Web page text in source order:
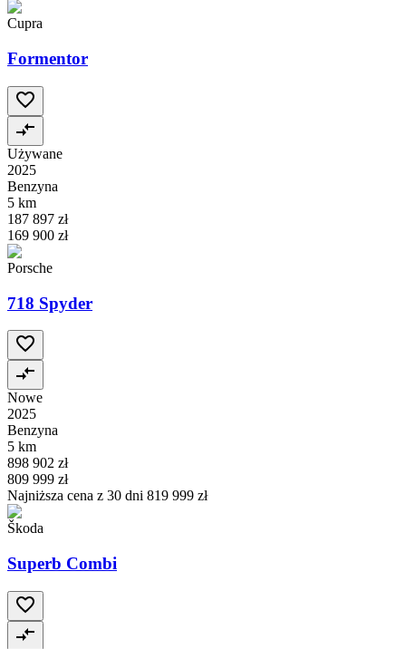
Cupra
Formentor
Używane
2025
Benzyna
5 km
187 897 zł
169 900 zł
Porsche
718 Spyder
Nowe
2025
Benzyna
5 km
898 902 zł
809 999 zł
Najniższa cena z 30 dni 819 999 zł
Škoda
Superb Combi